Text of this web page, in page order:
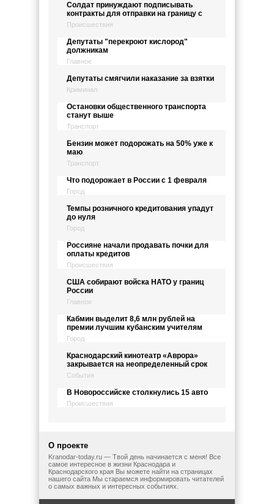
Солдат принуждают подписывать
контракты для отправки на границу с
Происшествия
Депутаты "перекроют кислород"
должникам
Главное
Депутаты смягчили наказание за взятки
Криминал
Остановки общественного транспорта
станут выше
Транспорт
Бензин может подорожать на 50% уже к
маю
Транспорт
Что подорожает в России с 1 февраля
Город
Темпы розничного кредитования упадут
до нуля
Город
Россияне начали продавать почки для
оплаты кредитов
Происшествия
США собирают войска НАТО у границ
России
Главное
Кабмин выделит 8,6 млн рублей на
премии лучшим кубанским учителям
Город
Краснодарский кинотеатр «Аврора»
закрывается на неопределенный срок
События
В Новороссийске столкнулись 15 авто
Происшествия
О проекте
Kranodar-today.ru — Твой день начинается с меня! Все
самое интересное в жизни Краснодара и
Краснодарского края Вы можете найти на страницах
нашего сайта Мы стараемся информировать читателей
о самых важных и интересных событиях.